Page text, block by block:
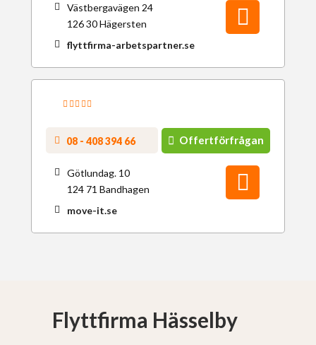
Västbergavägen 24
126 30 Hägersten
flyttfirma-arbetspartner.se
08 - 408 394 66 Offertförfrågan
Götlundag. 10
124 71 Bandhagen
move-it.se
Flyttfirma Hässelby